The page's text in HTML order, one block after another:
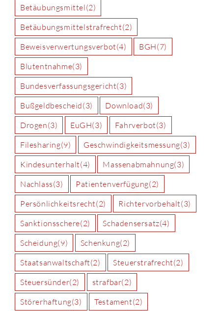
Betäubungsmittel(2)
Betäubungsmittelstrafrecht(2)
Beweisverwertungsverbot(4) BGH(7)
Blutentnahme(3)
Bundesverfassungsgericht(3)
Bußgeldbescheid(3) Download(3)
Drogen(3) EuGH(3) Fahrverbot(3)
Filesharing(9) Geschwindigkeitsmessung(3)
Kindesunterhalt(4) Massenabmahnung(3)
Nachlass(3) Patientenverfügung(2)
Persönlichkeitsrecht(2) Richtervorbehalt(3)
Sanktionsschere(2) Schadensersatz(4)
Scheidung(9) Schenkung(2)
Staatsanwaltschaft(2) Steuerstrafrecht(2)
Steuersünder(2) strafbar(2)
Störerhaftung(3) Testament(2)